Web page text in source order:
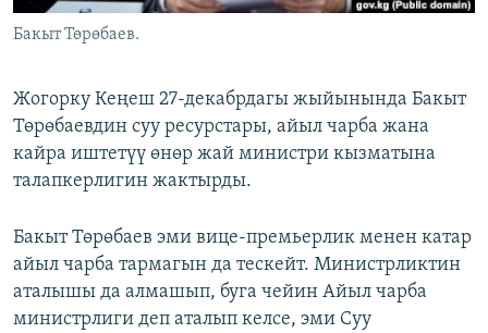
Бакыт Төрөбаев.
Жогорку Кеңеш 27-декабрдагы жыйынында Бакыт
Төрөбаевдин cуу ресурстары, айыл чарба жана
кайра иштетүү өнөр жай министри кызматына
талапкерлигин жактырды.
Бакыт Төрөбаев эми вице-премьерлик менен катар
айыл чарба тармагын да тескейт. Министрликтин
аталышы да алмашып, буга чейин Айыл чарба
министрлиги деп аталып келсе, эми Суу